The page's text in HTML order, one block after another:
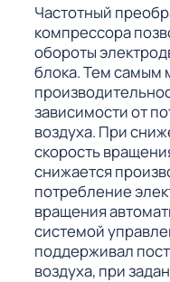
Частотный
компрессора
обороты
блока. Тем самым
зависимости от
воздуха. При
скорость
снижается
потребление
вращения
системой
поддерживал
воздуха, при